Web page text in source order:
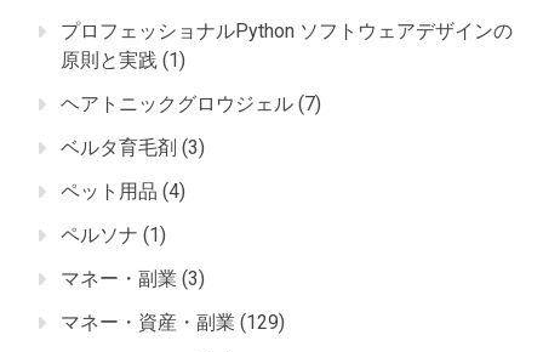
プロフェッショナルPython ソフトウェアデザインの
原則と実践 (1)
ヘアトニックグロウジェル (7)
ベルタ育毛剤 (3)
ペット用品 (4)
ペルソナ (1)
マネー・副業 (3)
マネー・資産・副業 (129)